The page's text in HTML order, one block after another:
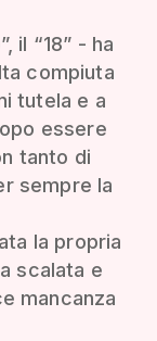
il “18” - ha
compiuta
tutela e a
essere
tanto di
sempre la
la propria
scalata e
mancanza